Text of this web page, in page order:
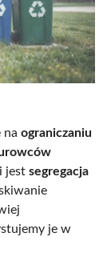
na ograniczaniu
jest segregacja
je w